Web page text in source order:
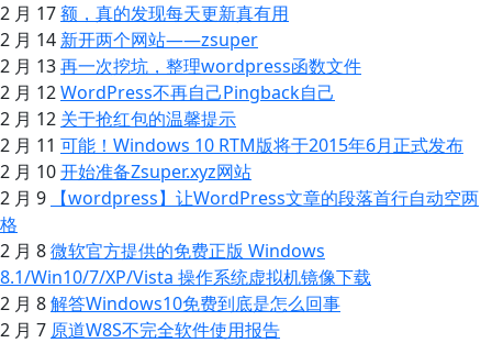
2 月 17额，真的发现每天更新真有用
2 月 14 新开两个网站——zsuper
2 月 13再一次挖坑，整理wordpress函数文件
2 月 12WordPress不再自己Pingback自己
2 月 12 关于抢红包的温馨提示
2 月 11 可能！Windows 10 RTM版将于2015年6月正式发布
2 月 10开始准备Zsuper.xyz网站
2 月 9
【wordpress】让WordPress文章的段落首行自动空两
格
2 月 8微软官方提供的免费正版 Windows
8.1/Win10/7/XP/Vista 操作系统虚拟机镜像下载
2 月 8解答Windows10免费到底是怎么回事
2 月 7 原道W8S不完全软件使用报告